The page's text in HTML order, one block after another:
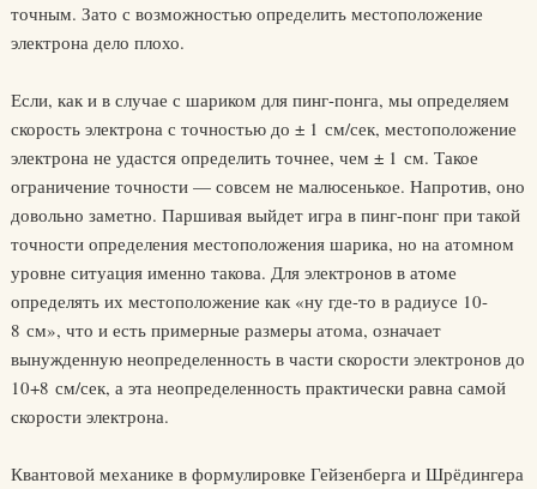
точным. Зато с возможностью определить местоположение
электрона дело плохо.
Если, как и в случае с шариком для пинг-понга, мы определяем
скорость электрона с точностью до ± 1 см/сек, местоположение
электрона не удастся определить точнее, чем ± 1 см. Такое
ограничение точности — совсем не малюсенькое. Напротив, оно
довольно заметно. Паршивая выйдет игра в пинг-понг при такой
точности определения местоположения шарика, но на атомном
уровне ситуация именно такова. Для электронов в атоме
определять их местоположение как «ну где-то в радиусе 10-
8 см», что и есть примерные размеры атома, означает
вынужденную неопределенность в части скорости электронов до
10+8 см/сек, а эта неопределенность практически равна самой
скорости электрона.
Квантовой механике в формулировке Гейзенберга и Шрёдингера